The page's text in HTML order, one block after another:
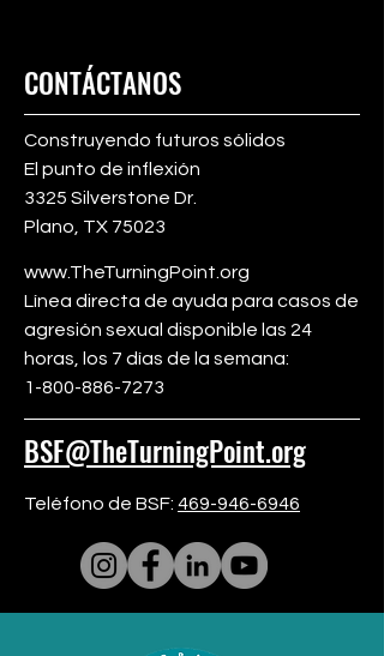
CONTÁCTANOS
Construyendo futuros sólidos
El punto de inflexión
3325 Silverstone Dr.
Plano, TX 75023
www.TheTurningPoint.org
Línea directa de ayuda para casos de
agresión sexual disponible las 24
horas, los 7 días de la semana:
1-800-886-7273
BSF@TheTurningPoint.org
Teléfono de BSF: 469-946-6946